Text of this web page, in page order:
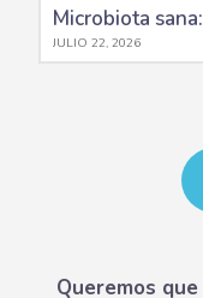
JULIO 22, 2026
Queremos